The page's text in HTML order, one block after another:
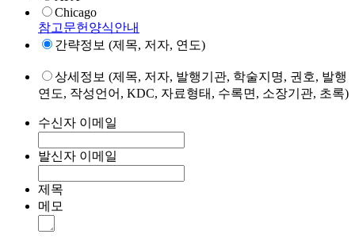
Chicago
참고문헌양식안내
간략정보 (제목, 저자, 연도)
상세정보 (제목, 저자, 발행기관, 학술지명, 권호, 발행
연도, 작성언어, KDC, 자료형태, 수록면, 소장기관, 초록)
수신자 이메일
발신자 이메일
제목
메모